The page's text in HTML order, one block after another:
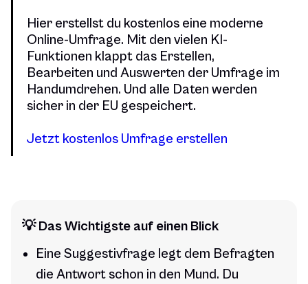
Hier erstellst du kostenlos eine moderne
Online-Umfrage. Mit den vielen KI-
Funktionen klappt das Erstellen,
Bearbeiten und Auswerten der Umfrage im
Handumdrehen. Und alle Daten werden
sicher in der EU gespeichert.
Jetzt kostenlos Umfrage erstellen
💡 Das Wichtigste auf einen Blick
Eine Suggestivfrage legt dem Befragten
die Antwort schon in den Mund. Du